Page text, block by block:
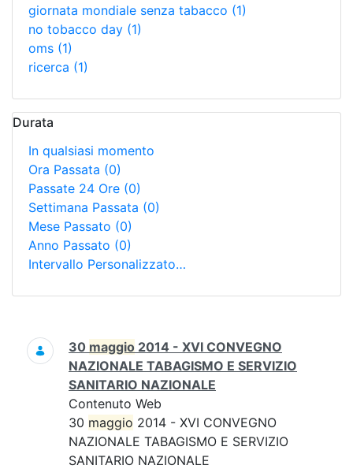
giornata mondiale senza tabacco (1)
no tobacco day (1)
oms (1)
ricerca (1)
Durata
In qualsiasi momento
Ora Passata (0)
Passate 24 Ore (0)
Settimana Passata (0)
Mese Passato (0)
Anno Passato (0)
Intervallo Personalizzato…
Ricerca
30 maggio 2014 - XVI CONVEGNO
NAZIONALE TABAGISMO E SERVIZIO
SANITARIO NAZIONALE
Contenuto Web
30 maggio 2014 - XVI CONVEGNO
NAZIONALE TABAGISMO E SERVIZIO
SANITARIO NAZIONALE